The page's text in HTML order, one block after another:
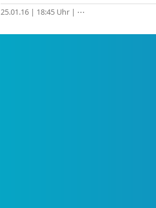
25.01.16 | 18:45 Uhr| ⋯